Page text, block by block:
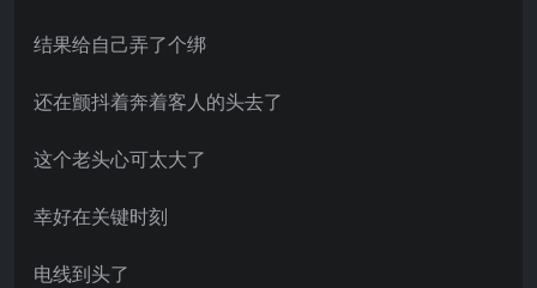
结果给自己弄了个绑
还在颤抖着奔着客人的头去了
这个老头心可太大了
幸好在关键时刻
电线到头了